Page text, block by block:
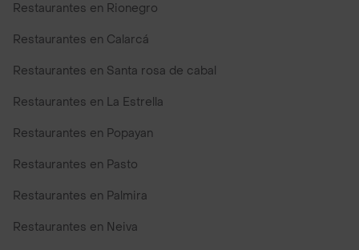
Restaurantes en Rionegro
Restaurantes en Calarcá
Restaurantes en Santa rosa de cabal
Restaurantes en La Estrella
Restaurantes en Popayan
Restaurantes en Pasto
Restaurantes en Palmira
Restaurantes en Neiva